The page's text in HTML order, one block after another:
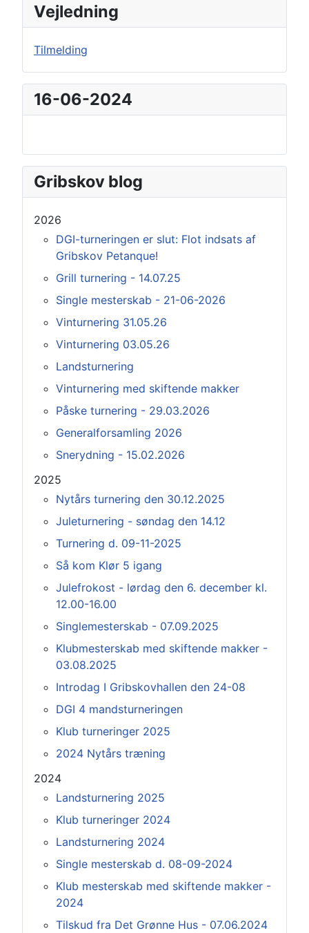
Vejledning
Tilmelding
16-06-2024
Gribskov blog
2026
DGI-turneringen er slut: Flot indsats af
Gribskov Petanque!
Grill turnering - 14.07.25
Single mesterskab - 21-06-2026
Vinturnering 31.05.26
Vinturnering 03.05.26
Landsturnering
Vinturnering med skiftende makker
Påske turnering - 29.03.2026
Generalforsamling 2026
Snerydning - 15.02.2026
2025
Nytårs turnering den 30.12.2025
Juleturnering - søndag den 14.12
Turnering d. 09-11-2025
Så kom Klør 5 igang
Julefrokost - lørdag den 6. december kl.
12.00-16.00
Singlemesterskab - 07.09.2025
Klubmesterskab med skiftende makker -
03.08.2025
Introdag I Gribskovhallen den 24-08
DGI 4 mandsturneringen
Klub turneringer 2025
2024 Nytårs træning
2024
Landsturnering 2025
Klub turneringer 2024
Landsturnering 2024
Single mesterskab d. 08-09-2024
Klub mesterskab med skiftende makker -
2024
Tilskud fra Det Grønne Hus - 07.06.2024